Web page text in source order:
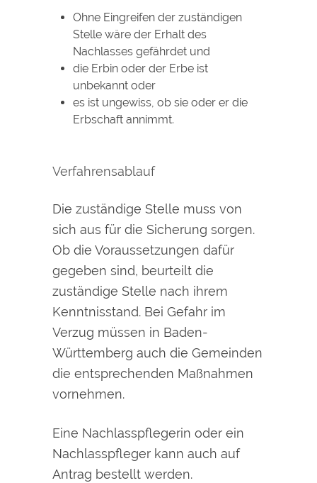
Ohne Eingreifen der zuständigen
Stelle wäre der Erhalt des
Nachlasses gefährdet und
die Erbin oder der Erbe ist
unbekannt oder
es ist ungewiss, ob sie oder er die
Erbschaft annimmt.
Verfahrensablauf
Die zuständige Stelle muss von
sich aus für die Sicherung sorgen.
Ob die Voraussetzungen dafür
gegeben sind, beurteilt die
zuständige Stelle nach ihrem
Kenntnisstand. Bei Gefahr im
Verzug müssen in Baden-
Württemberg auch die Gemeinden
die entsprechenden Maßnahmen
vornehmen.
Eine Nachlasspflegerin oder ein
Nachlasspfleger kann auch auf
Antrag bestellt werden.